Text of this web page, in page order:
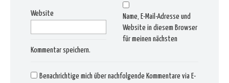
Website
Name, E-Mail-Adresse und
Website in diesem Browser
für meinen nächsten
Kommentar speichern.
Benachrichtige mich über nachfolgende Kommentare via E-